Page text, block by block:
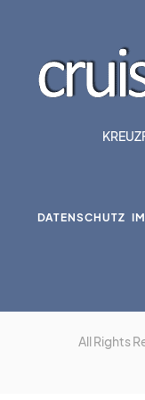
DATENSCHUTZ
All Rights